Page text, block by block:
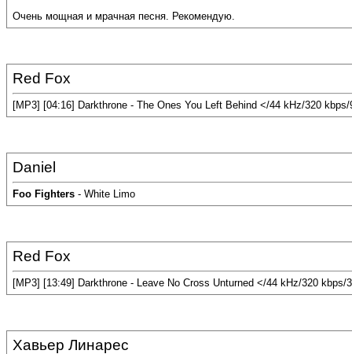
Очень мощная и мрачная песня. Рекомендую.
Red Fox
[MP3] [04:16] Darkthrone - The Ones You Left Behind </44 kHz/320
Daniel
Foo Fighters - White Limo
Red Fox
[MP3] [13:49] Darkthrone - Leave No Cross Unturned </44 kHz/320 kbps/
Хавьер Линарес